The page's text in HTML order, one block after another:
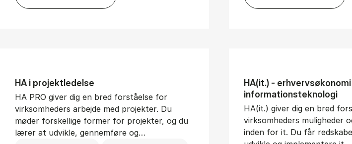
BSc in Busi­ness Ad­min­is­tra­tion and Di­git­al Man­age­ment
BSc in
HA i pro­jekt­le­del­se
HA PRO giver dig en bred forståelse for
virksomheders arbejde med projekter. Du
møder forskellige former for projekter, og du
lærer at udvikle, gennemføre og…
HA(it.) -
informations­teknologi
HA(it.) giver dig en bred
virksomheders muligheder
inden for it. Du får